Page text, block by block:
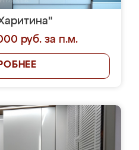
руб. за п.м.